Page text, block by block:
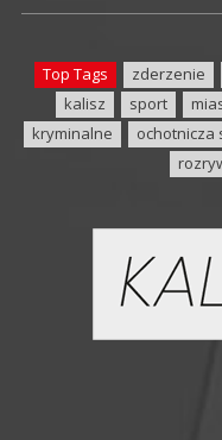
Top Tags zderzenie
kalisz
sport
kryminalne
ochotnicza